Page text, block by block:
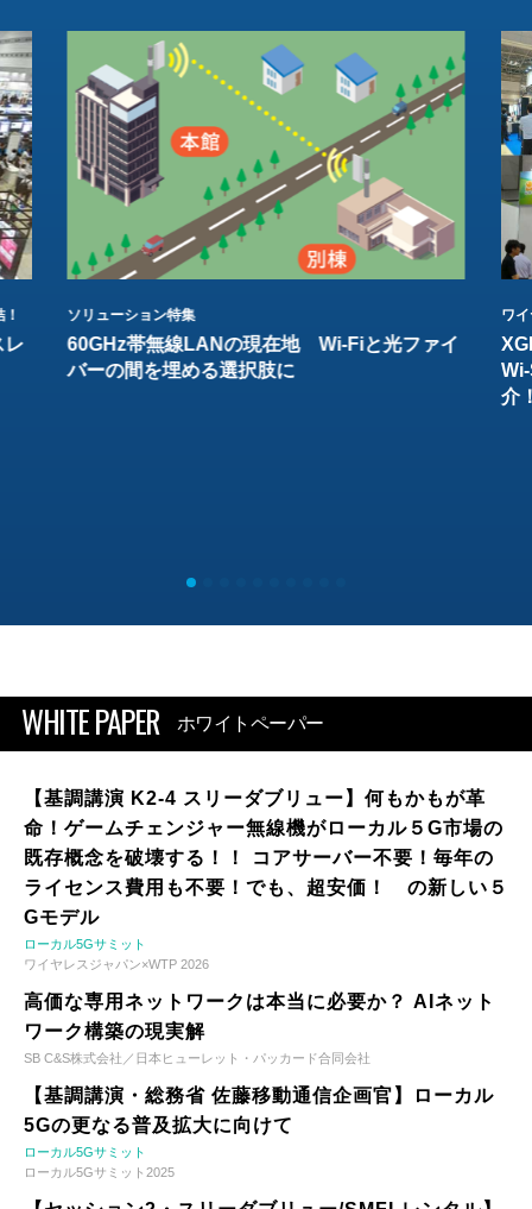
レ
ソリューション特集
60GHz帯無線LANの現在地 Wi-Fiと光ファイ
バーの間を埋める選択肢に
ワ
介
WHITE PAPER ホワイトペーパー
【基調講演 K2-4 スリーダブリュー】何もかもが革
命！ゲームチェンジャー無線機がローカル５G市場の
既存概念を破壊する！！ コアサーバー不要！毎年の
ライセンス費用も不要！でも、超安価！ の新しい５
Gモデル
ローカル5Gサミット
ワイヤレスジャパン×WTP 2026
高価な専用ネットワークは本当に必要か？ AIネット
ワーク構築の現実解
SB C&S株式会社／日本ヒューレット・パッカード合同会社
【基調講演・総務省 佐藤移動通信企画官】ローカル
5Gの更なる普及拡大に向けて
ローカル5Gサミット
ローカル5Gサミット2025